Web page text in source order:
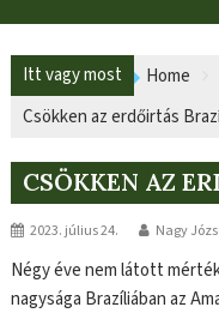
Itt vagy most Home
Csökken az erdőirtás
CSÖKKEN AZ
2023. július 24. Nagy
Négy éve nem látott
nagysága Brazíliában az